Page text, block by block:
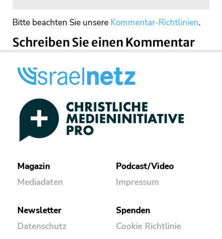
Bitte beachten Sie unsere Kommentar-Richtlinien.
Schreiben Sie einen Kommentar
Magazin
Mediadaten
Podcast/Video
Impressum
Newsletter
Datenschutz
Spenden
Cookie Richtlinie